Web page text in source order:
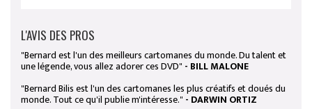
L'AVIS DES PROS
"Bernard est l'un des meilleurs cartomanes du monde. Du talent et
une légende, vous allez adorer ces DVD" - BILL MALONE
"Bernard Bilis est l'un des cartomanes les plus créatifs et doués du
monde. Tout ce qu'il publie m'intéresse." - DARWIN ORTIZ